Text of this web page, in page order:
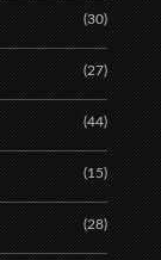
(30)
(27)
(44)
(15)
(28)